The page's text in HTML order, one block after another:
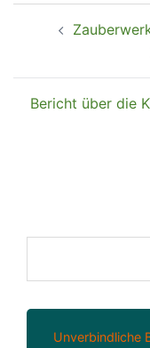
Bericht über die
Unverbindliche